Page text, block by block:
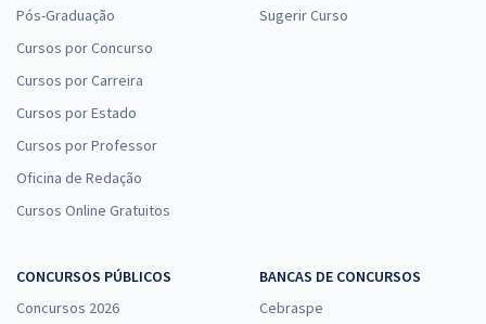
Pós-Graduação
Cursos por Concurso
Cursos por Carreira
Cursos por Estado
Cursos por Professor
Oficina de Redação
Cursos Online Gratuitos
Sugerir Curso
CONCURSOS PÚBLICOS
Concursos 2026
BANCAS DE CONCURSOS
Cebraspe